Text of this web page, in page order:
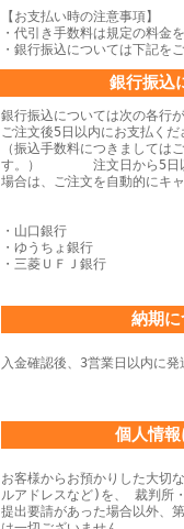
【お支払い時の注意事項】
・代引き手数料は規定の料金
・銀行振込については下記を
銀行振込
銀行振込については次の各行
ご注文後5日以内にお支払くだ
（振込手数料につきましては
す。） 注文日から5日以
場合は、 ご注文を自動的にキ
・山口銀行
・ゆうちょ銀行
・三菱ＵＦＪ銀行
納期
入金確認後、3営業日以内に発
個人情
お客様からお預かりした大切
ルアドレスなど)を、 裁判所
提出要請があった場合以外、